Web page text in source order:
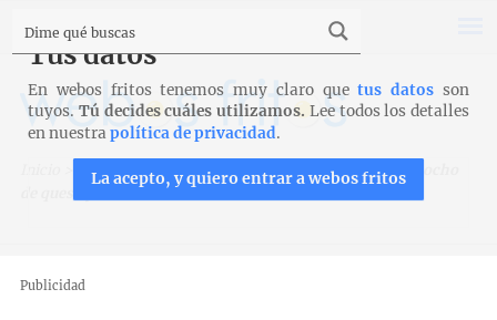
Recetas Bizcochos, magdalenas y galletas >
Publicidad
Tus datos
En webos fritos tenemos muy claro quetus datos son
tuyos. Tú decides cuáles utilizamos. Lee todos los detalles
en nuestrapolítica de privacidad.
La acepto, y quiero entrar a webos fritos